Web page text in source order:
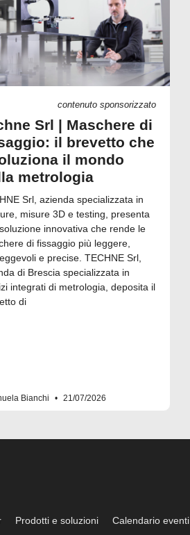
contenuto sponsorizzato
Srl | Maschere di
il brevetto che
il mondo
metrologia
Srl, azienda specializzata in
misure 3D e testing, presenta
innovativa che rende le
di fissaggio più leggere,
e precise. TECHNE Srl,
di Brescia specializzata in
integrati di metrologia, deposita il
di
Bianchi 21/07/2026
Prodotti e soluzioni Calendario eventi